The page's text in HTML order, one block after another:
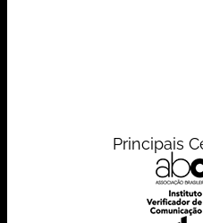
Principais